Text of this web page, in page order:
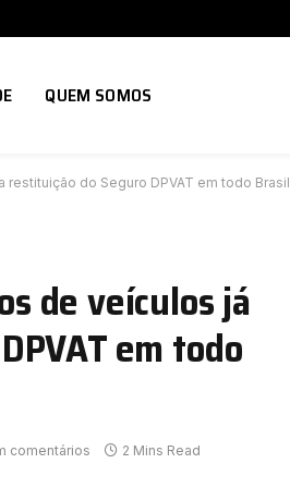
QUEM SOMOS
do Seguro DPVAT em todo Brasil
de veículos já
em todo
comentários 2 Mins Read